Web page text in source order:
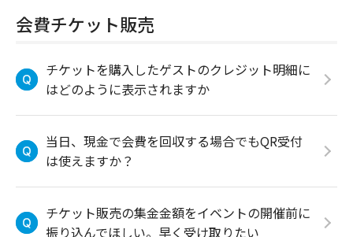
会費チケット販売
チケットを購入したゲストのクレジット明細に
はどのように表示されますか
当日、現金で会費を回収する場合でもQR受付
は使えますか？
チケット販売の集金金額をイベントの開催前に
振り込んでほしい。早く受け取りたい